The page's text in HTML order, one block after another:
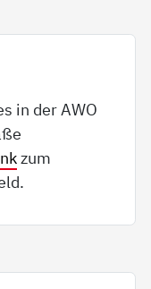
in der AWO
zum